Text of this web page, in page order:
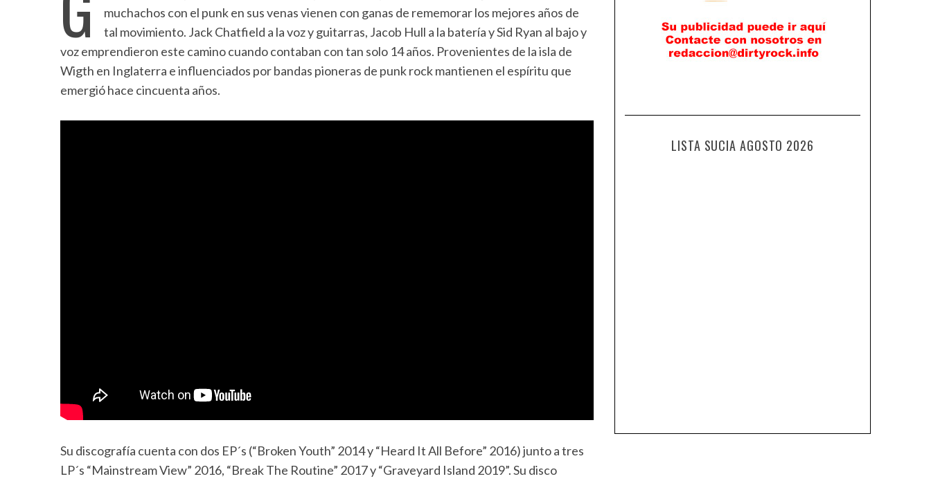
muchachos con el punk en sus venas vienen con ganas de rememorar los mejores años de
tal movimiento. Jack Chatfield a la voz y guitarras, Jacob Hull a la batería y Sid Ryan al bajo y
voz emprendieron este camino cuando contaban con tan solo 14 años. Provenientes de la isla de
Wigth en Inglaterra e influenciados por bandas pioneras de punk rock mantienen el espíritu que
emergió hace cincuenta años.
Su discografía cuenta con dos EP´s (“Broken Youth” 2014 y “Heard It All Before” 2016) junto a tres
LP´s “Mainstream View” 2016, “Break The Routine” 2017 y “Graveyard Island 2019”. Su disco
LISTA SUCIA AGOSTO 2026